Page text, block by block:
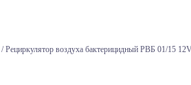
/ Рециркулятор воздуха бактерицидный РВБ 01/15